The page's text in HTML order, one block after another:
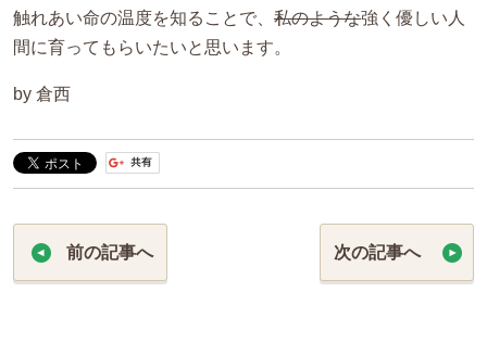
触れあい命の温度を知ることで、 私のような強く優しい人
間に育ってもらいたいと思います。
by 倉西
前の記事へ 次の記事へ